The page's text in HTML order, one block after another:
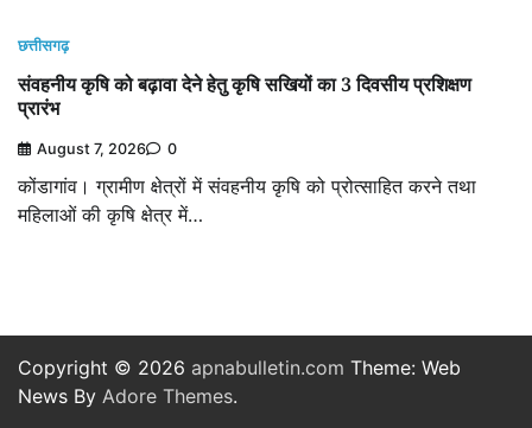
छत्तीसगढ़
संवहनीय कृषि को बढ़ावा देने हेतु कृषि सखियों का 3 दिवसीय प्रशिक्षण
प्रारंभ
August 7, 2026 0
कोंडागांव। ग्रामीण क्षेत्रों में संवहनीय कृषि को प्रोत्साहित करने तथा
महिलाओं की कृषि क्षेत्र में…
Copyright © 2026 apnabulletin.com Theme: Web
News By Adore Themes.